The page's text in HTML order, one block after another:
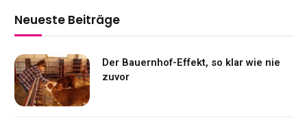
Neueste Beiträge
Der Bauernhof-Effekt, so klar wie nie
zuvor